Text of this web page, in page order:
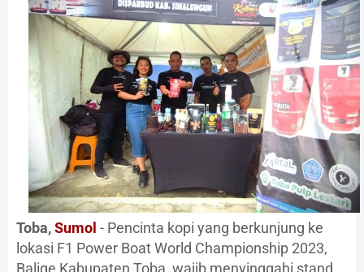
Toba,Sumol - Pencinta kopi yang berkunjung ke
lokasi F1 Power Boat World Championship 2023,
Balige Kabupaten Toba, wajib menyinggahi stand